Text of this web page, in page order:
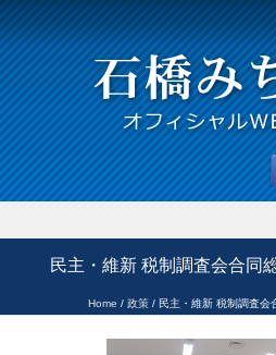
Skip to content
民主・維新 税制調査会合
Home / 政策/ 民主・維新 税制調査